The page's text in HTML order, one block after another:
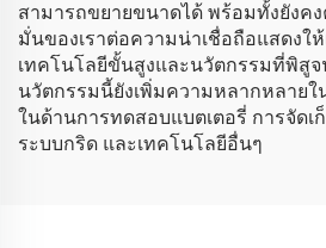
สามารถขยายขนาดได้ พร้อมทั้งยังค
มั่นของเราต่อความน่าเชื่อถือแสดงใ
เทคโนโลยีขั้นสูงและนวัตกรรมที่พิสู
นวัตกรรมนี้ยังเพิ่มความหลากหลาย
ในด้านการทดสอบแบตเตอรี่ การจัดเ
ระบบกริด และเทคโนโลยีอื่นๆ